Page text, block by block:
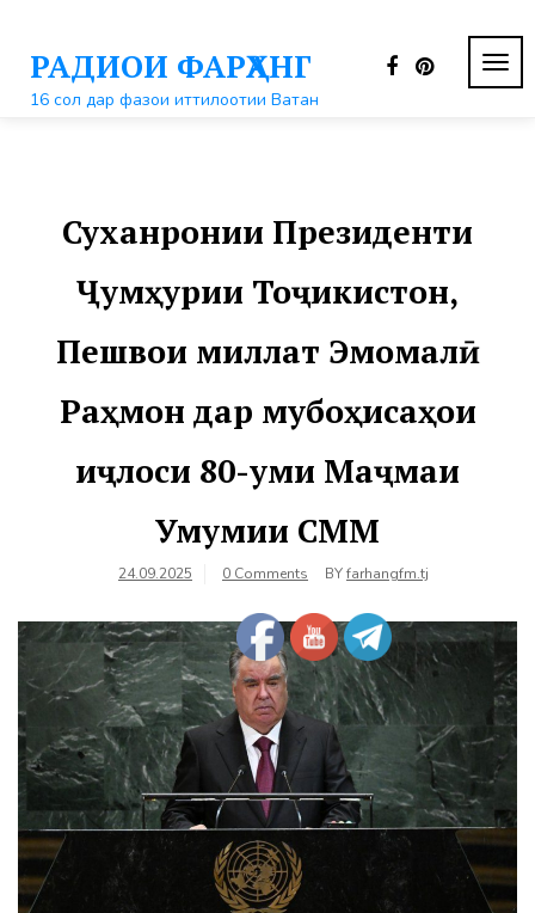
контентуРАДИОИ ФАРҲАНГ
16 сол дар фазои иттилоотии Ватан
Суханронии Президенти
Ҷумҳурии Тоҷикистон,
Пешвои миллат Эмомалӣ
Раҳмон дар мубоҳисаҳои
иҷлоси 80-уми Маҷмаи
Умумии СММ
24.09.2025 0 Comments BYfarhangfm.tj